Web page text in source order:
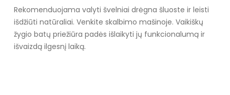
Rekomenduojama valyti švelniai drėgna šluoste ir leisti
išdžiūti natūraliai. Venkite skalbimo mašinoje. Vaikiškų
žygio batų priežiūra padės išlaikyti jų funkcionalumą ir
išvaizdą ilgesnį laiką.